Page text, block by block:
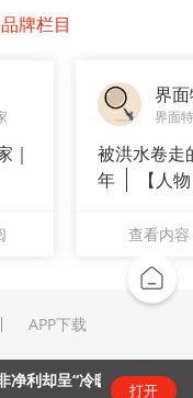
牌栏目
｜
界
界面
被洪水卷走
年
【人
查看内容
APP下载
呈“冷暖”两
打开